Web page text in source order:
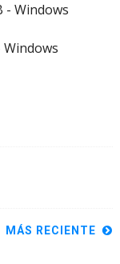
- Windows
MÁS RECIENTE